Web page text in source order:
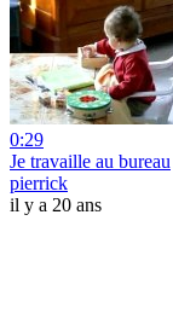
0:29
Je travaille au bureau
pierrick
il y a 20 ans